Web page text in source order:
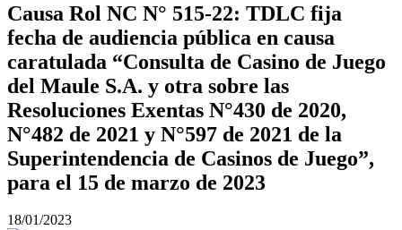
Causa Rol NC N° 515-22: TDLC fija
fecha de audiencia pública en causa
caratulada “Consulta de Casino de Juego
del Maule S.A. y otra sobre las
Resoluciones Exentas N°430 de 2020,
N°482 de 2021 y N°597 de 2021 de la
Superintendencia de Casinos de Juego”,
para el 15 de marzo de 2023
18/01/2023